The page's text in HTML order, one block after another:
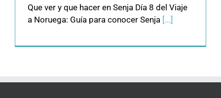
Que ver y que hacer en Senja Día 8 del Viaje
a Noruega: Guía para conocer Senja [...]